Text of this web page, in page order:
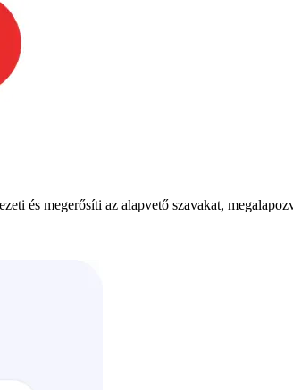
és megerősíti az alapvető szavakat,